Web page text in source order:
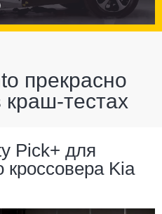
прекрасно
краш-тестах
Pick+ для
кроссовера Kia